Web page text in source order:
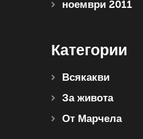
ноември 2011
Категории
Всякакви
За живота
От Марчела